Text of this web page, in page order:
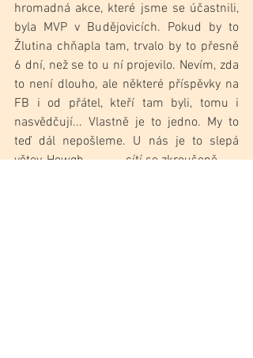
hromadná akce, které jsme se účastnili,
byla MVP v Budějovicích. Pokud by to
Žlutina chňapla tam, trvalo by to přesně
6 dní, než se to u ní projevilo. Nevím, zda
to není dlouho, ale některé příspěvky na
FB i od přátel, kteří tam byli, tomu i
nasvědčují... Vlastně je to jedno. My to
teď dál nepošleme. U nás je to slepá
větev. Howgh. —  – – cítí se zkroušeně.